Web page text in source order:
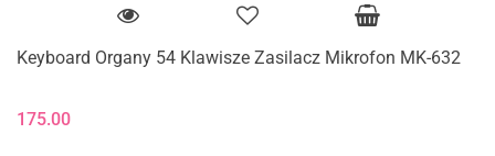
Keyboard Organy 54 Klawisze Zasilacz Mikrofon MK-632
175.00